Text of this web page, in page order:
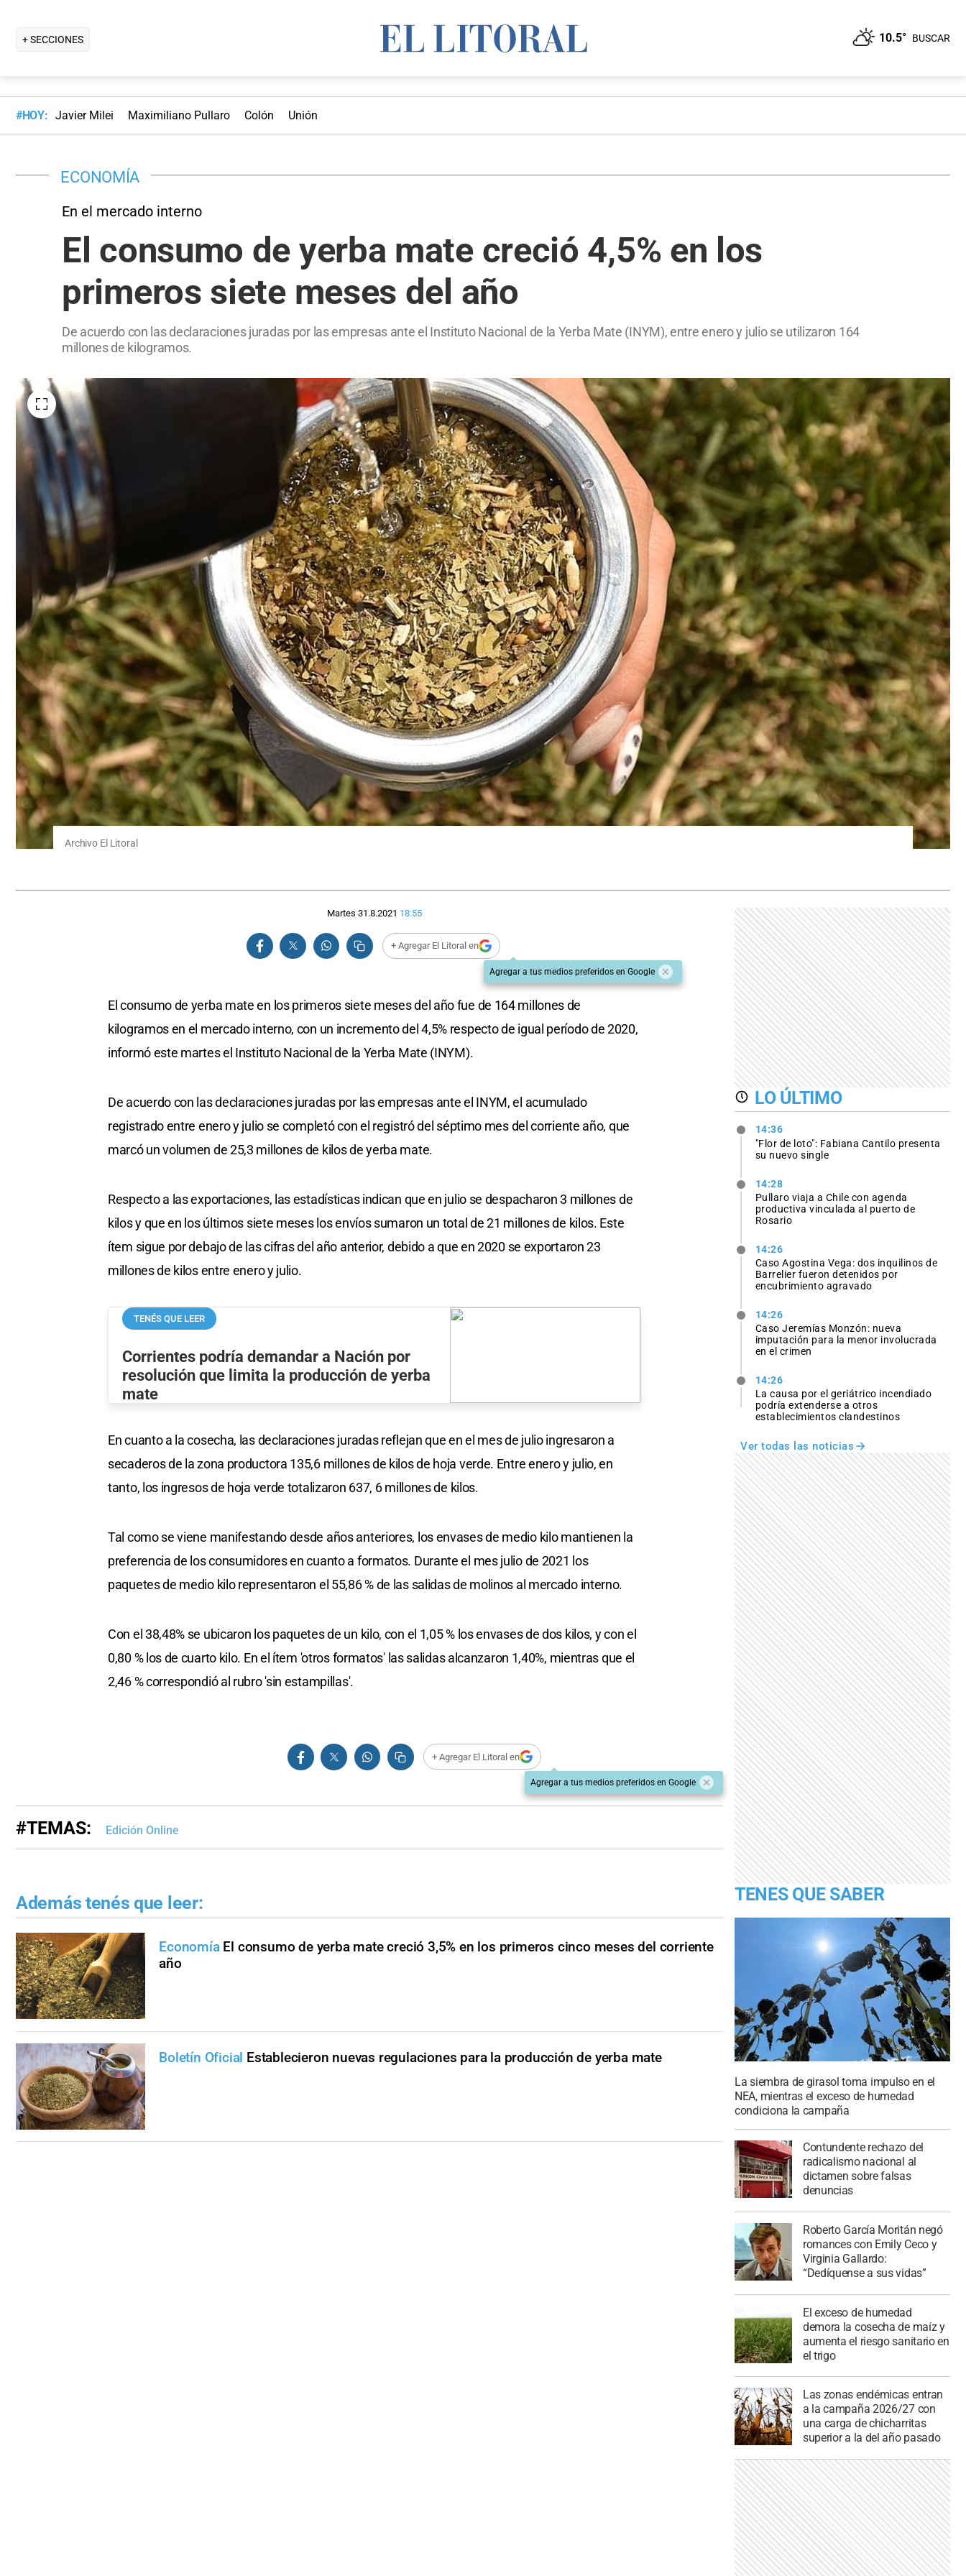
+ SECCIONES 10.5° BUSCAR
#HOY: Javier Milei Maximiliano Pullaro Colón Unión
ECONOMÍA
En el mercado interno
El consumo de yerba mate creció 4,5% en los
primeros siete meses del año
De acuerdo con las declaraciones juradas por las empresas ante el Instituto Nacional de la Yerba Mate (INYM), entre enero y julio se utilizaron 164
millones de kilogramos.
Archivo El Litoral
Martes 31.8.2021 18:55
+ Agregar El Litoral en
Agregar a tus medios preferidos en Google
El consumo de yerba mate en los primeros siete meses del año fue de 164 millones de
kilogramos en el mercado interno, con un incremento del 4,5% respecto de igual período de 2020,
informó este martes el Instituto Nacional de la Yerba Mate (INYM).
De acuerdo con las declaraciones juradas por las empresas ante el INYM, el acumulado
registrado entre enero y julio se completó con el registró del séptimo mes del corriente año, que
marcó un volumen de 25,3 millones de kilos de yerba mate.
Respecto a las exportaciones, las estadísticas indican que en julio se despacharon 3 millones de
kilos y que en los últimos siete meses los envíos sumaron un total de 21 millones de kilos. Este
ítem sigue por debajo de las cifras del año anterior, debido a que en 2020 se exportaron 23
millones de kilos entre enero y julio.
TENÉS QUE LEER
Corrientes podría demandar a Nación por
resolución que limita la producción de yerba
mate
En cuanto a la cosecha, las declaraciones juradas reflejan que en el mes de julio ingresaron a
secaderos de la zona productora 135,6 millones de kilos de hoja verde. Entre enero y julio, en
tanto, los ingresos de hoja verde totalizaron 637, 6 millones de kilos.
Tal como se viene manifestando desde años anteriores, los envases de medio kilo mantienen la
preferencia de los consumidores en cuanto a formatos. Durante el mes julio de 2021 los
paquetes de medio kilo representaron el 55,86 % de las salidas de molinos al mercado interno.
Con el 38,48% se ubicaron los paquetes de un kilo, con el 1,05 % los envases de dos kilos, y con el
0,80 % los de cuarto kilo. En el ítem 'otros formatos' las salidas alcanzaron 1,40%, mientras que el
2,46 % correspondió al rubro 'sin estampillas'.
+ Agregar El Litoral en
Agregar a tus medios preferidos en Google
#TEMAS: Edición Online
Además tenés que leer:
Economía El consumo de yerba mate creció 3,5% en los primeros cinco meses del corriente
año
Boletín Oficial Establecieron nuevas regulaciones para la producción de yerba mate
LO ÚLTIMO
14:36
"Flor de loto": Fabiana Cantilo presenta
su nuevo single
14:28
Pullaro viaja a Chile con agenda
productiva vinculada al puerto de
Rosario
14:26
Caso Agostina Vega: dos inquilinos de
Barrelier fueron detenidos por
encubrimiento agravado
14:26
Caso Jeremías Monzón: nueva
imputación para la menor involucrada
en el crimen
14:26
La causa por el geriátrico incendiado
podría extenderse a otros
establecimientos clandestinos
Ver todas las noticias
TENES QUE SABER
La siembra de girasol toma impulso en el
NEA, mientras el exceso de humedad
condiciona la campaña
Contundente rechazo del
radicalismo nacional al
dictamen sobre falsas
denuncias
Roberto García Moritán negó
romances con Emily Ceco y
Virginia Gallardo:
“Dedíquense a sus vidas”
El exceso de humedad
demora la cosecha de maíz y
aumenta el riesgo sanitario en
el trigo
Las zonas endémicas entran
a la campaña 2026/27 con
una carga de chicharritas
superior a la del año pasado